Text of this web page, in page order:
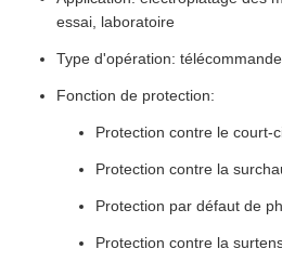
essai, laboratoire
Type d'opération: télécommande
Fonction de protection:
Protection contre le court-
Protection contre la
Protection par défaut de
Protection contre la